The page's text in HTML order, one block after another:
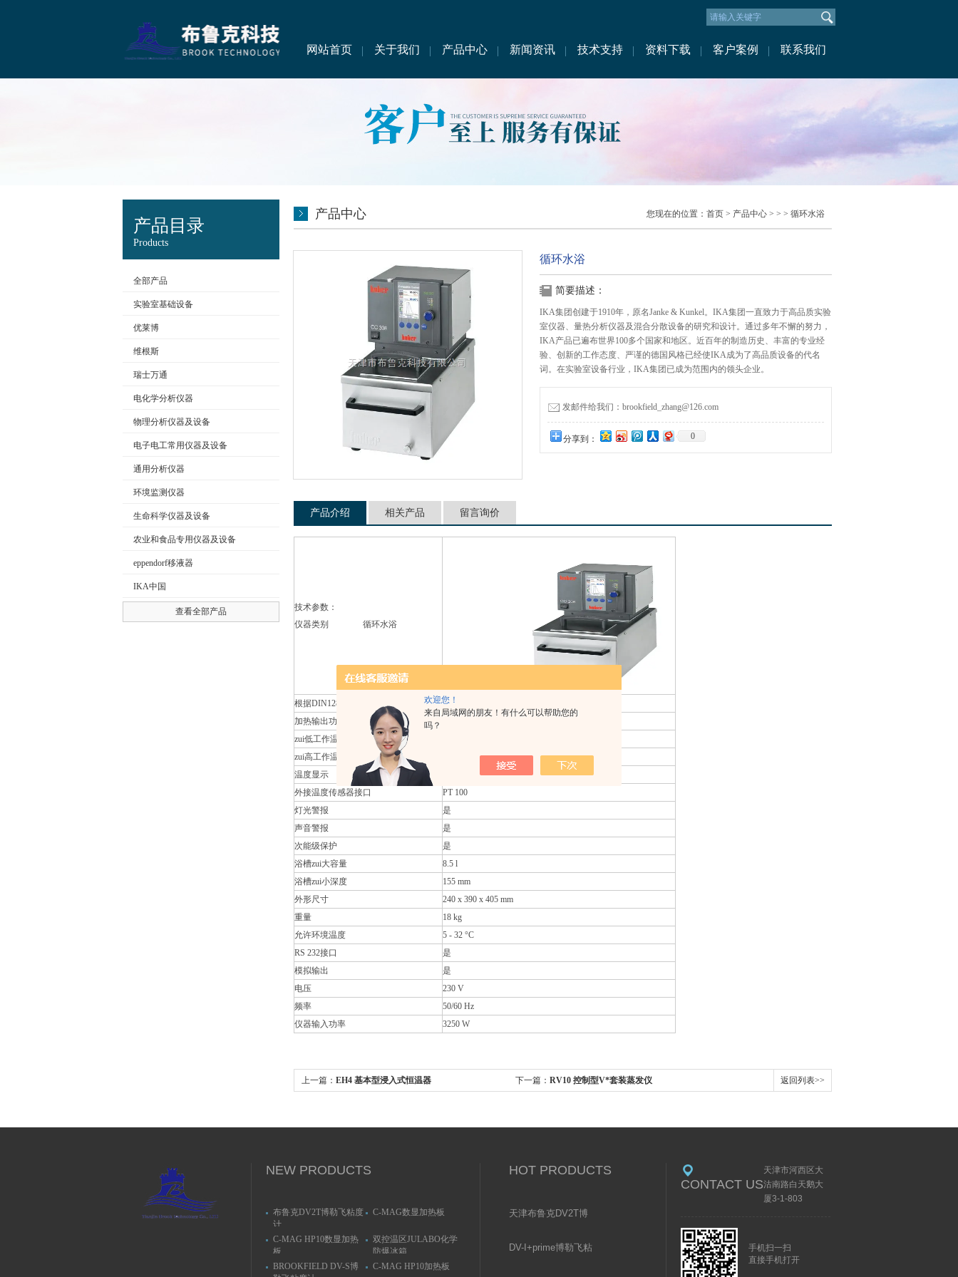
欢迎您！
来自局域网的朋友！有什么可以帮助您的
吗？
网站首页 关于我们 产品中心 新闻资讯 技术支持 资料下载 客户案例 联系我们
产品目录
Products
全部产品
实验室基础设备
优莱博
维根斯
瑞士万通
电化学分析仪器
物理分析仪器及设备
电子电工常用仪器及设备
通用分析仪器
环境监测仪器
生命科学仪器及设备
农业和食品专用仪器及设备
eppendorf移液器
IKA中国
查看全部产品
产品中心 您现在的位置： 首页 > 产品中心 > > > 循环水浴
循环水浴
简要描述：
IKA集团创建于1910年，原名Janke & Kunkel。IKA集团一直致力于高品质实验
室仪器、量热分析仪器及混合分散设备的研究和设计。通过多年不懈的努力，
IKA产品已遍布世界100多个国家和地区。近百年的制造历史、丰富的专业经
验、创新的工作态度、严谨的德国风格已经使IKA成为了高品质设备的代名
词。在实验室设备行业，IKA集团已成为范围内的领头企业。
发邮件给我们：brookfield_zhang@126.com
分享到： 0
产品介绍 相关产品 留言询价
技术参数：
仪器类别 循环水浴
根据DIN12876标识
FL
加热输出功率
zui低工作温度
zui高工作温度
温度显示
外接温度传感器接口
PT 100
灯光警报
是
声音警报
是
次能级保护
是
浴槽zui大容量
8.5 l
浴槽zui小深度
155 mm
外形尺寸
240 x 390 x 405 mm
重量
18 kg
允许环境温度
5 - 32 °C
RS 232接口
是
模拟输出
是
电压
230 V
频率
50/60 Hz
仪器输入功率
3250 W
上一篇： EH4 基本型浸入式恒温器 下一篇： RV10 控制型V*套装蒸发仪 返回列表>>
NEW PRODUCTS
布鲁克DV2T博勒飞粘度
计
C-MAG数显加热板
C-MAG HP10数显加热
板
双控温区JULABO化学
防爆冰箱
BROOKFIELD DV-S博
C-MAG HP10加热板
HOT PRODUCTS
天津布鲁克DV2T博
DV-I+prime博勒飞粘
CONTACT US
天津市河西区大
沽南路白天鹅大
厦3-1-803
手机扫一扫
直接手机打开